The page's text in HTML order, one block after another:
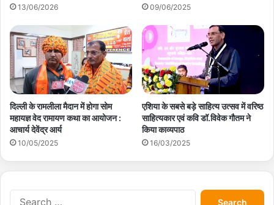
13/06/2026 09/06/2025
दिल्ली के रामलीला मैदान में होगा सोम
महायज्ञ वेद रामायण कथा का आयोजन :
आचार्य देवेंद्र आर्य
10/05/2025
एशिया के सबसे बड़े साहित्य उत्सव में वरिष्ठ
साहित्यकार एवं कवि डॉ.विवेक गौतम ने
किया काव्यपाठ
16/03/2025
S